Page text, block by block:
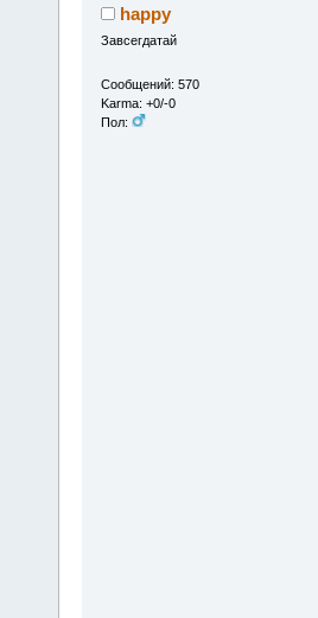
happy
Завсегдатай
Сообщений: 570
Karma: +0/-0
Пол: